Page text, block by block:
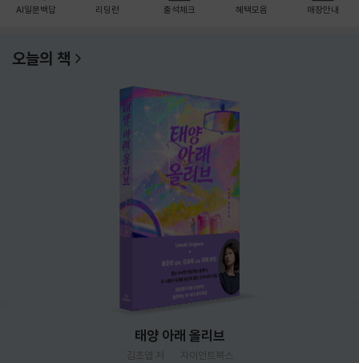
AI일문백답 리딩런 출석체크 혜택모음 매장안내
오늘의 책
태양 아래 올리브
김초엽 저
자이언트북스